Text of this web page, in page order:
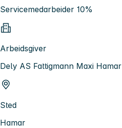
Servicemedarbeider 10%
Arbeidsgiver
Dely AS Fattigmann Maxi Hamar
Sted
Hamar